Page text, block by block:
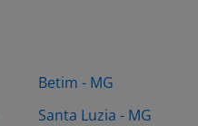
Betim - MG
Santa Luzia - MG